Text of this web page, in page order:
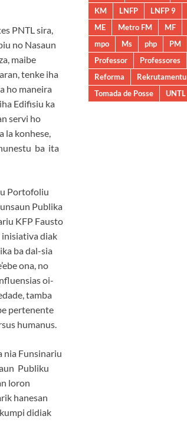
PNTL sira,
no Nasaun
maibe
tenke iha
ho maneira
Edifisiu ka
servi ho
la konhese,
ba ita
Portofoliu
Publika
KFP Fausto
inisiativa diak
ba dal-sia
ona, no
oi-
tamba
pertenente
humanus.
nia Funsinariu
Publiku
loron
hanesan
didiak
KM
LNFP LNFP 9
ME
Metro FM MF
mpo
Ms php PM
Professor
Professores
Reforma
Rekrutamentu
Tomada de Posse
UNTL